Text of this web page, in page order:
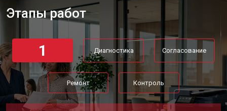
Этапы работ
1 Диагностика Согласование
Ремонт Контроль